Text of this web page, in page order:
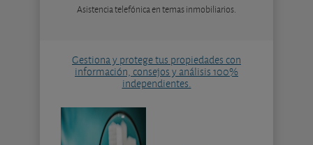
Asistencia telefónica en temas inmobiliarios.
Gestiona y protege tus propiedades con
información, consejos y análisis 100%
independientes.